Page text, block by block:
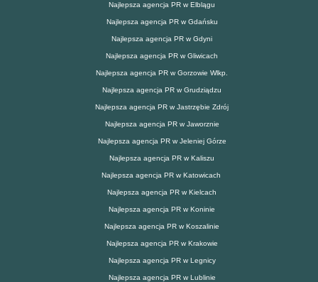
Najlepsza agencja PR w Elblągu
Najlepsza agencja PR w Gdańsku
Najlepsza agencja PR w Gdyni
Najlepsza agencja PR w Gliwicach
Najlepsza agencja PR w Gorzowie Wlkp.
Najlepsza agencja PR w Grudziądzu
Najlepsza agencja PR w Jastrzębie Zdrój
Najlepsza agencja PR w Jaworznie
Najlepsza agencja PR w Jeleniej Górze
Najlepsza agencja PR w Kaliszu
Najlepsza agencja PR w Katowicach
Najlepsza agencja PR w Kielcach
Najlepsza agencja PR w Koninie
Najlepsza agencja PR w Koszalinie
Najlepsza agencja PR w Krakowie
Najlepsza agencja PR w Legnicy
Najlepsza agencja PR w Lublinie